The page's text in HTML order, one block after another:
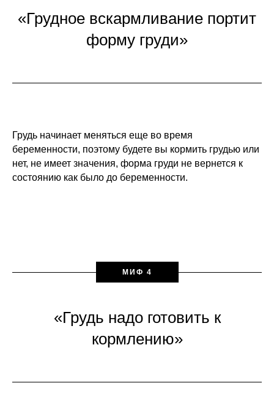
«Грудное вскармливание портит
форму груди»
Грудь начинает меняться еще во время
беременности, поэтому будете вы кормить грудью или
нет, не имеет значения, форма груди не вернется к
состоянию как было до беременности.
МИФ 4
«Грудь надо готовить к
кормлению»